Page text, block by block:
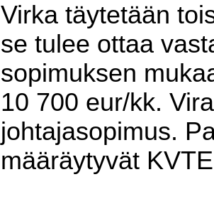
Virka täytetään
se tulee ottaa
sopimuksen
10 700 eur/kk.
johtajasopimus.
määräytyvät